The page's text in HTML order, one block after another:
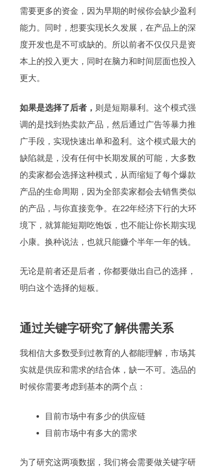
需要更多的资金，因为早期的时候你会缺少盈利
能力。同时，想要实现长久发展，在产品上的深
度开发也是不可或缺的。所以前者不仅仅只是资
本上的投入更大，同时在脑力和时间层面也投入
更大。
如果是选择了后者， 则是短期暴利。这个模式强
调的是找到热卖款产品，然后通过广告等暴力推
广手段，实现快速出单和盈利。这个模式最大的
缺陷就是，没有任何中长期发展的可能，大多数
的卖家都会选择这种模式，从而缩短了每个爆款
产品的生命周期，因为全部卖家都会去销售类似
的产品，与你直接竞争。在22年经济下行的大环
境下，就算能短期吃饱饭，也不能让你长期实现
小康。换种说法，也就只能赚个半年一年的钱。
无论是前者还是后者，你都要做出自己的选择，
明白这个选择的短板。
通过关键字研究了解供需关系
我相信大多数受到过教育的人都能理解，市场其
实就是供应和需求的结合体，缺一不可。选品的
时候你需要考虑到基本的两个点：
目前市场中有多少的供应链
目前市场中有多大的需求
为了研究这两项数据，我们将会需要做关键字研